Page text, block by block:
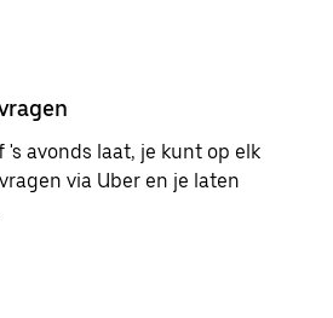
's avonds laat, je kunt op elk
via Uber en je laten